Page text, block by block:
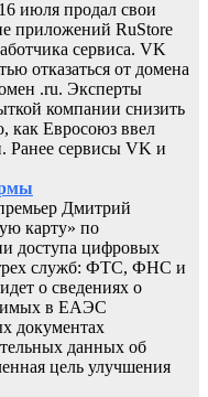
июля продал свои
приложений RuStore
сервиса. VK
отказаться от домена
.ru. Эксперты
компании снизить
как Евросоюз ввел
Ранее сервисы VK и
Дмитрий
карту» по
доступа цифровых
служб: ФТС, ФНС и
о сведениях о
в ЕАЭС
документах
данных об
цель улучшения